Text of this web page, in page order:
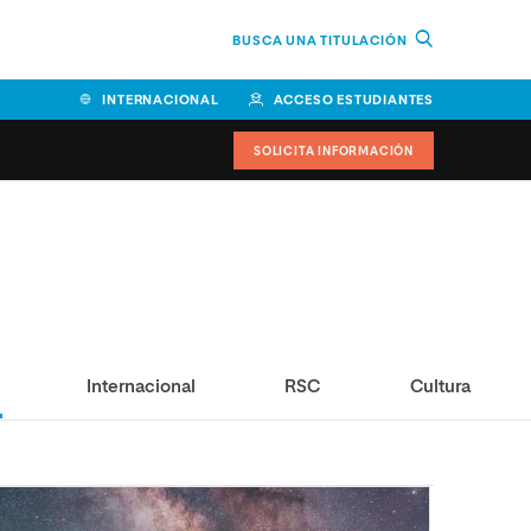
BUSCA UNA TITULACIÓN
INTERNACIONAL ACCESO ESTUDIANTES
y Tecnología (ESIT)
Facultad de Derecho
SOLICITA INFORMACIÓN
Internacional RSC Cultura